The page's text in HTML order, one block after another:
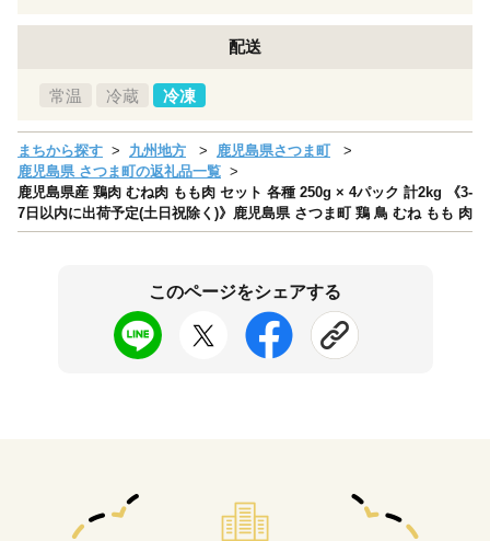
配送
常温 冷蔵 冷凍
まちから探す 九州地方
鹿児島県さつま町
鹿児島県 さつま町の返礼品一覧
鹿児島県産 鶏肉 むね肉 もも肉 セット 各種 250g × 4パック 計2kg 《3-
7日以内に出荷予定(土日祝除く)》鹿児島県 さつま町 鶏 鳥 むね もも 肉
このページをシェアする